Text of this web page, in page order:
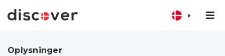
Oplysninger